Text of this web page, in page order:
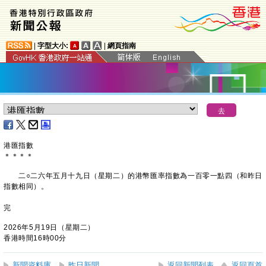
字型大小: 網頁指南
港匯指數
＊ ＊ ＊ ＊
二○二六年五月十九日（星期二）的港幣匯率指數為一百零一點四（和昨日
指數相同）。
完
2026年5月19日（星期二）
香港時間16時00分